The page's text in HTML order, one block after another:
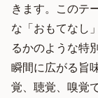
きます。このテ
な「おもてなし
るかのような特
瞬間に広がる旨
覚、聴覚、嗅覚